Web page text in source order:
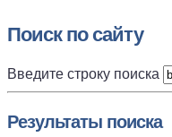
Поиск по сайту
Введите строку поиска
Результаты поиска